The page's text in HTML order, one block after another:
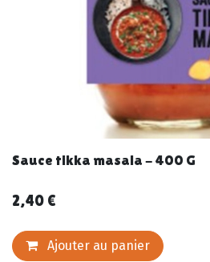
Sauce tikka masala - 400 G
2,40 €
Ajouter au panier